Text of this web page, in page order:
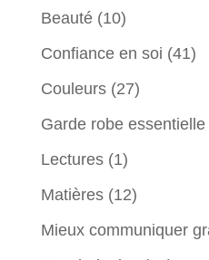
Beauté(10)
Confiance en soi (41)
Couleurs(27)
Garde robe essentielle
Lectures(1)
Matières(12)
Mieux communiquer